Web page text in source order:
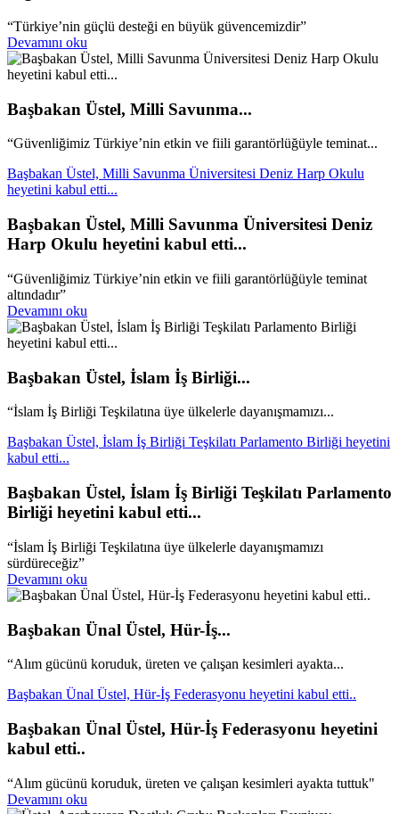
“Türkiye’nin güçlü desteği en büyük güvencemizdir”
Devamını oku
Başbakan Üstel, Milli Savunma...
“Güvenliğimiz Türkiye’nin etkin ve fiili garantörlüğüyle teminat...
Başbakan Üstel, Milli Savunma Üniversitesi Deniz Harp Okulu
heyetini kabul etti...
Başbakan Üstel, Milli Savunma Üniversitesi Deniz
Harp Okulu heyetini kabul etti...
“Güvenliğimiz Türkiye’nin etkin ve fiili garantörlüğüyle teminat
altındadır”
Devamını oku
Başbakan Üstel, İslam İş Birliği...
“İslam İş Birliği Teşkilatına üye ülkelerle dayanışmamızı...
Başbakan Üstel, İslam İş Birliği Teşkilatı Parlamento Birliği heyetini
kabul etti...
Başbakan Üstel, İslam İş Birliği Teşkilatı Parlamento
Birliği heyetini kabul etti...
“İslam İş Birliği Teşkilatına üye ülkelerle dayanışmamızı
sürdüreceğiz”
Devamını oku
Başbakan Ünal Üstel, Hür-İş...
“Alım gücünü koruduk, üreten ve çalışan kesimleri ayakta...
Başbakan Ünal Üstel, Hür-İş Federasyonu heyetini kabul etti..
Başbakan Ünal Üstel, Hür-İş Federasyonu heyetini
kabul etti..
“Alım gücünü koruduk, üreten ve çalışan kesimleri ayakta tuttuk"
Devamını oku